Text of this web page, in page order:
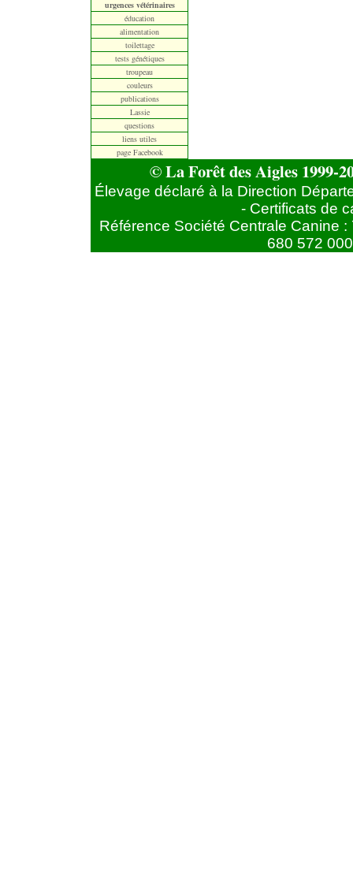
urgences vétérinaires
éducation
alimentation
toilettage
tests génétiques
troupeau
couleurs
publications
Lassie
questions
liens utiles
page Facebook
© La Forêt des Aigles 1999-
Élevage déclaré à la Direction
- Certificats de
Référence Société Centrale Canine
680 572